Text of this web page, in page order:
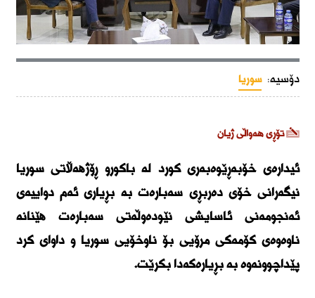
دۆسیە:سوریا
تۆڕی هەواڵی ژیان
ئیدارەی خۆبەڕێوەبەری کورد لە باکورو ڕۆژھەڵاتی سوریا
نیگەرانی خۆی دەربڕی سەبارەت بە بڕیاری ئەم دواییەی
ئەنجومەنی ئاسایشی نێودەوڵەتی سەبارەت ھێنانە
ناوەوەی کۆمەکی مرۆیی بۆ ناوخۆیی سوریا و داوای کرد
پێداچوونەوە بە بڕیارەکەدا بکرێت.